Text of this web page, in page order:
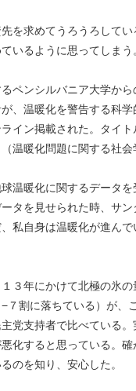
を求めてうろうろして
いるように思ってしまう
ペンシルバニア大学か
、温暖化を警告する科
イン掲載された。タイ
温暖化問題に関する社
温暖化に関するデータ
タを見せられた時、サ
私自身は温暖化が進ん
３年にかけて北極の氷
７割に落ちている）が、
党支持者で比べている
化すると思っている。
のを知り、安心した。